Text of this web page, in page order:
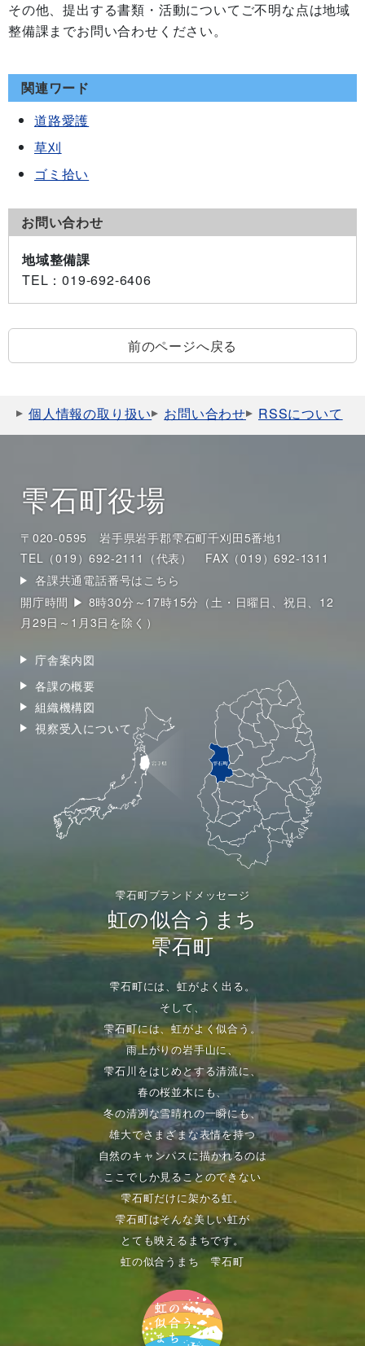
その他、提出する書類・活動についてご不明な点は地域
整備課までお問い合わせください。
関連ワード
道路愛護
草刈
ゴミ拾い
お問い合わせ
地域整備課
TEL ：019-692-6406
前のページへ戻る
個人情報の取り扱い お問い合わせ RSSについて
雫石町役場
〒020-0595 岩手県岩手郡雫石町千刈田5番地1
TEL（019）692-2111（代表）
FAX（019）692-1311
各課共通電話番号はこちら
開庁時間 ▶ 8時30分～17時15分（土・日曜日、祝日、12
月29日～1月3日を除く）
庁舎案内図
各課の概要
組織機構図
視察受入について
雫石町ブランドメッセージ
虹の似合うまち
雫石町
雫石町には、虹がよく出る。
そして、
雫石町には、虹がよく似合う。
雨上がりの岩手山に、
雫石川をはじめとする清流に、
春の桜並木にも、
冬の清冽な雪晴れの一瞬にも、
雄大でさまざまな表情を持つ
自然のキャンパスに描かれるのは
ここでしか見ることのできない
雫石町だけに架かる虹。
雫石町はそんな美しい虹が
とても映えるまちです。
虹の似合うまち 雫石町